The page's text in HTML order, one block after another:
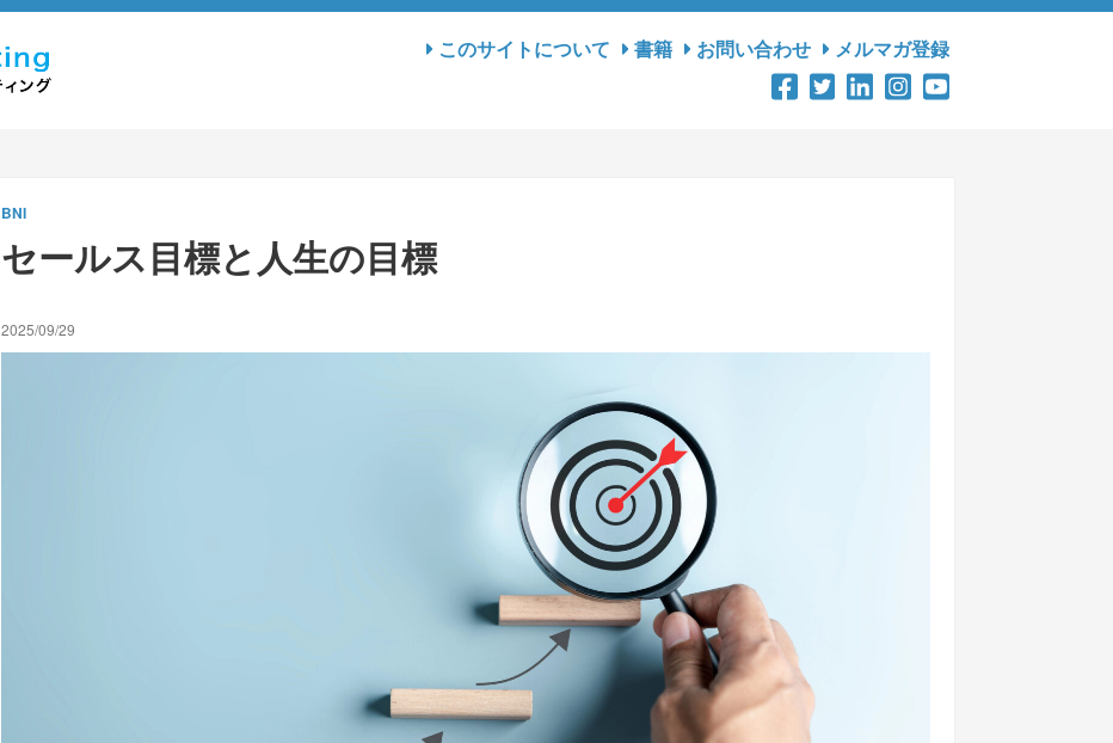
このサイトについて 書籍 お問い合わせ メルマガ登録
BNI
セールス目標と人生の目標
2025/09/29